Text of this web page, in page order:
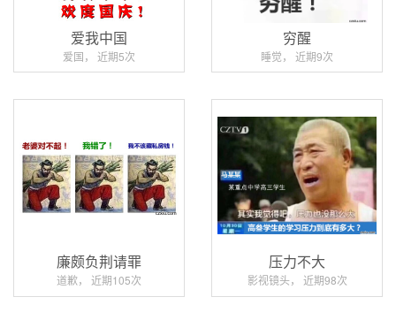
爱我中国
爱国， 近期5次
穷醒
睡觉， 近期9次
廉颇负荆请罪
道歉， 近期105次
压力不大
影视镜头， 近期98次